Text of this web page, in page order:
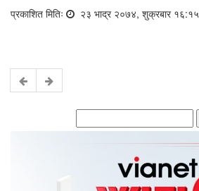
प्रकाशित मितिः २३ भाद्र २०७४, शुक्रबार १६:१५
for: